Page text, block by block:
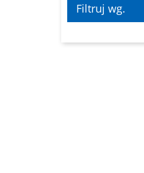
Filtruj wg.